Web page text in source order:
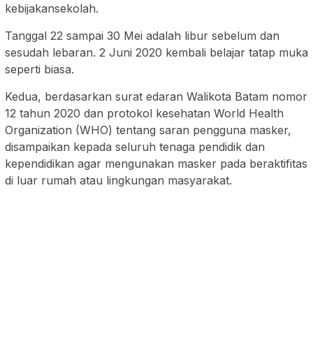
kebijakansekolah.
Tanggal 22 sampai 30 Mei adalah libur sebelum dan
sesudah lebaran. 2 Juni 2020 kembali belajar tatap muka
seperti biasa.
Kedua, berdasarkan surat edaran Walikota Batam nomor
12 tahun 2020 dan protokol kesehatan World Health
Organization (WHO) tentang saran pengguna masker,
disampaikan kepada seluruh tenaga pendidik dan
kependidikan agar mengunakan masker pada beraktifitas
di luar rumah atau lingkungan masyarakat.